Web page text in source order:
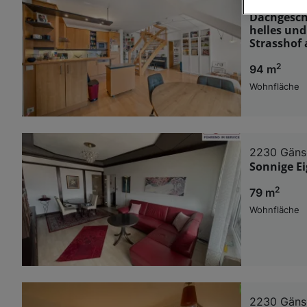
helles
Strasshof
94 m2
Wohnfläche
2230
Sonnige
79 m2
Wohnfläche
2230
Wir und
Verwendung
Liste der